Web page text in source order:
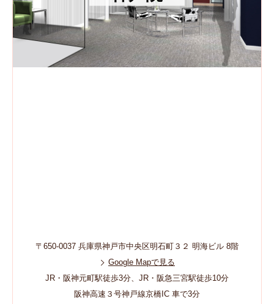
〒650-0037 兵庫県神戸市中央区明石町３２ 明海ビル 8階
Google Mapで見る
JR・阪神元町駅徒歩3分、JR・阪急三宮駅徒歩10分
阪神高速３号神戸線京橋IC 車で3分